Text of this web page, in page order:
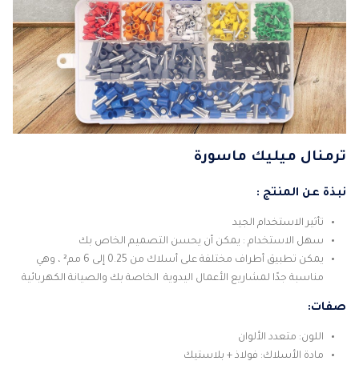
ترمنال ميليك ماسورة
نبذة عن المنتج :
تأثير الاستخدام الجيد
سهل الاستخدام : يمكن أن يحسن التصميم الخاص بك
يمكن تطبيق أطراف مختلفة على أسلاك من 0.25 إلى 6 مم² ، وهي
مناسبة جدًا لمشاريع الأعمال اليدوية الخاصة بك والصيانة الكهربائية
صفات:
اللون: متعدد الألوان
مادة الأسلاك: فولاذ + بلاستيك